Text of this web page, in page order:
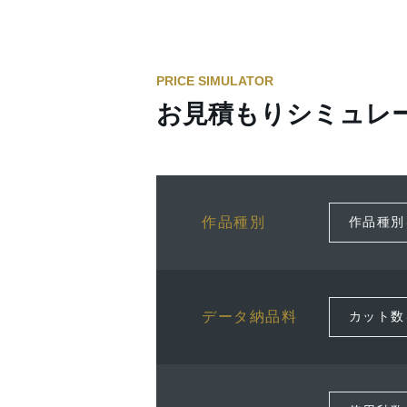
PRICE SIMULATOR
お見積もりシミュレ
作品種別
データ納品料